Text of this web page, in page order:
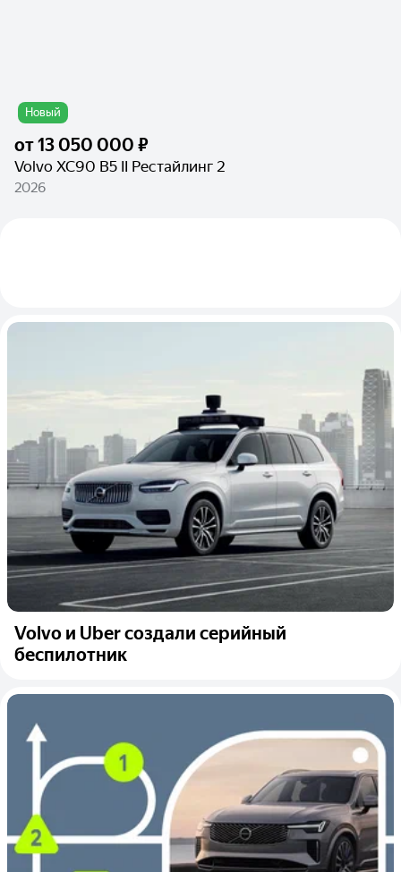
Новый
от13 050 000 ₽
Volvo XC90 B5 II Рестайлинг 2
2026
Volvo и Uber создали серийный
беспилотник